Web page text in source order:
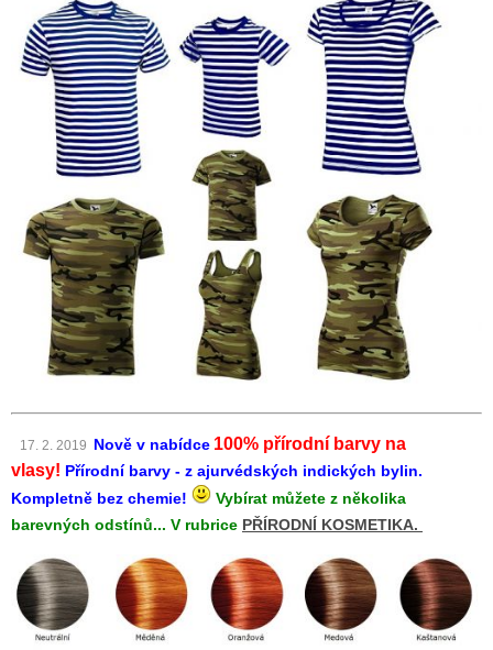
17. 2. 2019 Nově v nabídce 100% přírodní barvy na
vlasy! Přírodní barvy - z ajurvédských indických bylin.
Kompletně bez chemie!
Vybírat můžete z několika
barevných odstínů... V rubrice PŘÍRODNÍ KOSMETIKA.